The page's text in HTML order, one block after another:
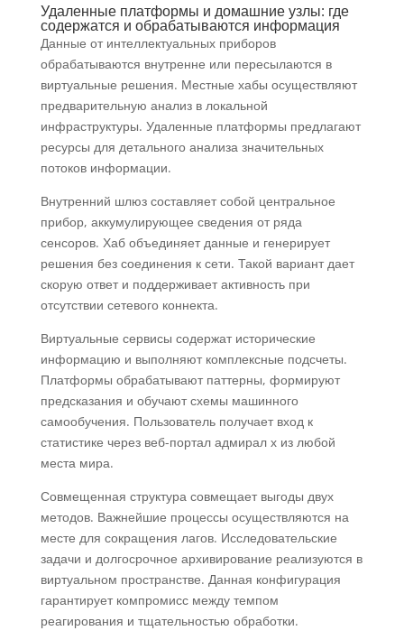
Удаленные платформы и домашние узлы: где
содержатся и обрабатываются информация
Данные от интеллектуальных приборов
обрабатываются внутренне или пересылаются в
виртуальные решения. Местные хабы осуществляют
предварительную анализ в локальной
инфраструктуры. Удаленные платформы предлагают
ресурсы для детального анализа значительных
потоков информации.
Внутренний шлюз составляет собой центральное
прибор, аккумулирующее сведения от ряда
сенсоров. Хаб объединяет данные и генерирует
решения без соединения к сети. Такой вариант дает
скорую ответ и поддерживает активность при
отсутствии сетевого коннекта.
Виртуальные сервисы содержат исторические
информацию и выполняют комплексные подсчеты.
Платформы обрабатывают паттерны, формируют
предсказания и обучают схемы машинного
самообучения. Пользователь получает вход к
статистике через веб-портал адмирал х из любой
места мира.
Совмещенная структура совмещает выгоды двух
методов. Важнейшие процессы осуществляются на
месте для сокращения лагов. Исследовательские
задачи и долгосрочное архивирование реализуются в
виртуальном пространстве. Данная конфигурация
гарантирует компромисс между темпом
реагирования и тщательностью обработки.